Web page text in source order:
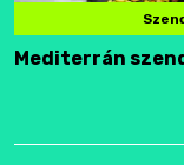
Mediterrán